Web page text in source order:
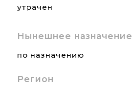
утрачен
Нынешнее назначение
по назначению
Регион